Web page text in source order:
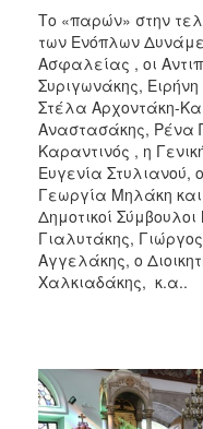
Το «παρών» στην
των Ενόπλων
Ασφαλείας , οι
Συριγωνάκης,
Στέλα Αρχοντάκη-
Αναστασάκης, Ρένα
Καραντινός , η
Ευγενία Στυλιανού,
Γεωργία Μηλάκη
Δημοτικοί
Γιαλυτάκης,
Αγγελάκης, ο
Χαλκιαδάκης, κ.α..